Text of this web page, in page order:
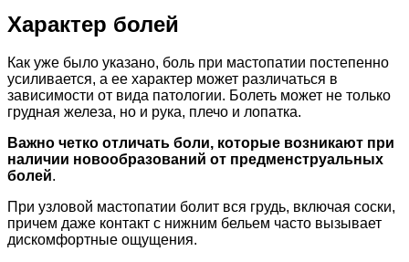
Характер болей
Как уже было указано, боль при мастопатии постепенно
усиливается, а ее характер может различаться в
зависимости от вида патологии. Болеть может не только
грудная железа, но и рука, плечо и лопатка.
Важно четко отличать боли, которые возникают при
наличии новообразований от предменструальных
болей.
При узловой мастопатии болит вся грудь, включая соски,
причем даже контакт с нижним бельем часто вызывает
дискомфортные ощущения.